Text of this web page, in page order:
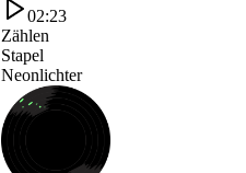
02:23
Zählen
Stapel
Neonlichter